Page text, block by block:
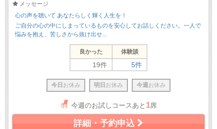
メッセージ
心の声を聴いて あなたらしく輝く人生を！
ご自分の心の中にしまっているものを安心してお話しください。一人で
悩みを抱え、苦しさから抜け出せ...
良かった 体験談
19件 5件
今日 お休み 明日 お休み 今週 お休み
今週のお試しコースあと 1席
詳細・予約申込